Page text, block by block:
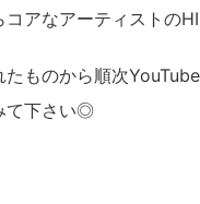
アなアーティストの
たものから順次
て下さい◎